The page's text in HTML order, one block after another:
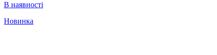
В наявності
Новинка